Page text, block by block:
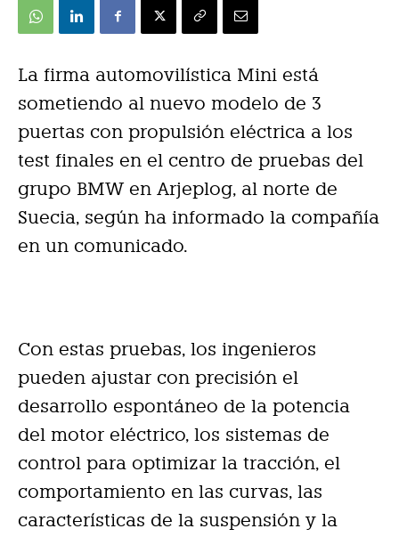
La firma automovilística Mini está
sometiendo al nuevo modelo de 3
puertas con propulsión eléctrica a los
test finales en el centro de pruebas del
grupo BMW en Arjeplog, al norte de
Suecia, según ha informado la compañía
en un comunicado.
Con estas pruebas, los ingenieros
pueden ajustar con precisión el
desarrollo espontáneo de la potencia
del motor eléctrico, los sistemas de
control para optimizar la tracción, el
comportamiento en las curvas, las
características de la suspensión y la